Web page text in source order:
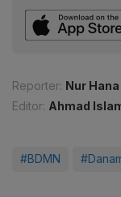
Reporter: Nur
Editor: Ahmad
#BDMN